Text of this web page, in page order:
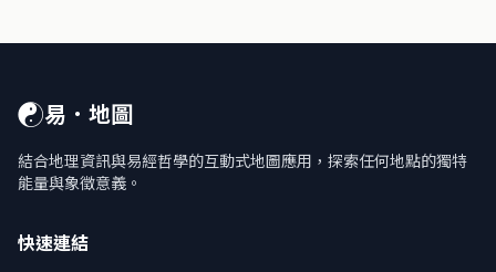
☯易．地圖
結合地理資訊與易經哲學的互動式地圖應用，探索任何地點的獨特
能量與象徵意義。
快速連結